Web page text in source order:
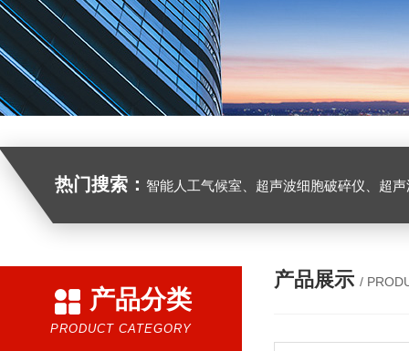
热门搜索： 智能人工气候室、超声波细胞破碎仪、超
产品分类
PRODUCT CATEGORY
产品展示 /